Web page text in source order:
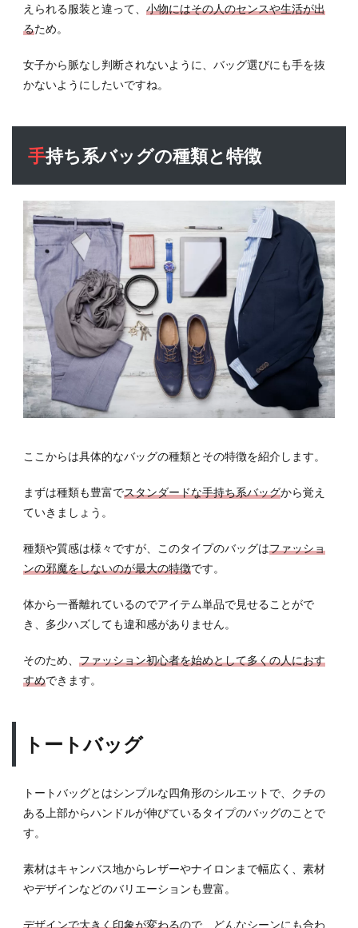
3.2
バッ
グ
肩が
け＆
身に
バッ
グの
種類
と特
徴
4.1
ボデ
ィバ
ッグ
セン
ッグ/
ルダ
ーバ
ッグ
4.3
ウエ
ポー
サコ
ッシ
びで
押さ
つの
単色
えられる服装と違って、 小物にはその人のセンスや生活が出
るため。
女子から脈なし判断されないように、バッグ選びにも手を抜
かないようにしたいですね。
手持ち系バッグの種類と特徴
ここからは具体的なバッグの種類とその特徴を紹介します。
まずは種類も豊富でスタンダードな手持ち系バッグから覚え
ていきましょう。
種類や質感は様々ですが、このタイプのバッグはファッショ
ンの邪魔をしないのが最大の特徴です。
体から一番離れているのでアイテム単品で見せることがで
き、多少ハズしても違和感がありません。
そのため、 ファッション初心者を始めとして多くの人におす
すめできます。
トートバッグ
トートバッグとはシンプルな四角形のシルエットで、クチの
ある上部からハンドルが伸びているタイプのバッグのことで
す。
素材はキャンバス地からレザーやナイロンまで幅広く、素材
やデザインなどのバリエーションも豊富。
デザインで大きく印象が変わるので、どんなシーンにも合わ